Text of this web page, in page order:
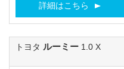
詳細はこちら
トヨタ ルーミー 1.0 X